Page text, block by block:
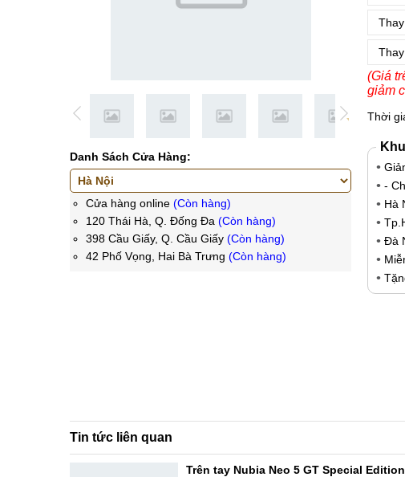
Danh Sách Cửa Hàng:
Cửa hàng online (Còn hàng)
120 Thái Hà, Q. Đống Đa (Còn hàng)
398 Cầu Giấy, Q. Cầu Giấy (Còn hàng)
42 Phố Vọng, Hai Bà Trưng (Còn hàng)
(Giá
giảm
Thời
-
Hà
Đà
Tin tức liên quan
Trên tay Nubia Neo 5 GT Special